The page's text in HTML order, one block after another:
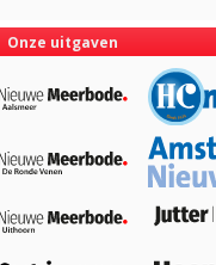
Onze uitgaven